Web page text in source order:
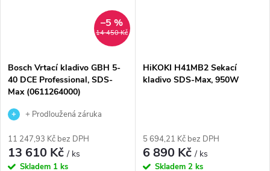
14 450 Kč
–5 %
Bosch Vrtací kladivo GBH 5-
40 DCE Professional, SDS-
Max (0611264000)
+ Prodloužená záruka
11 247,93 Kč bez DPH
13 610 Kč/ ks
Skladem 1 ks
HiKOKI H41MB2 Sekací
kladivo SDS-Max, 950W
5 694,21 Kč bez DPH
6 890 Kč/ ks
Skladem 2 ks